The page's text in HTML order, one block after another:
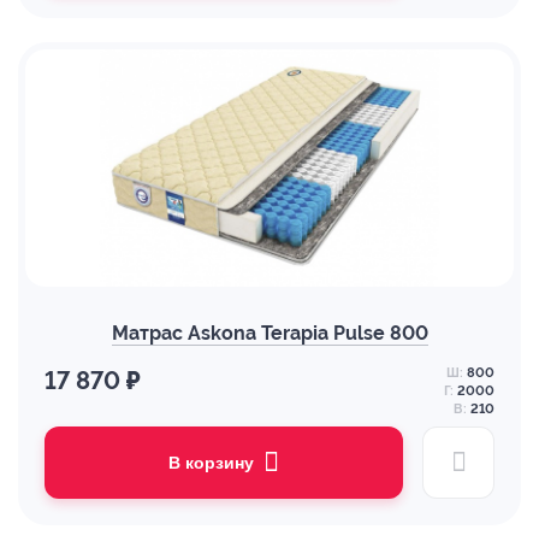
Матрас Askona Terapia Pulse 800
17 870 ₽ Ш: 800
Г: 2000
В: 210
В корзину